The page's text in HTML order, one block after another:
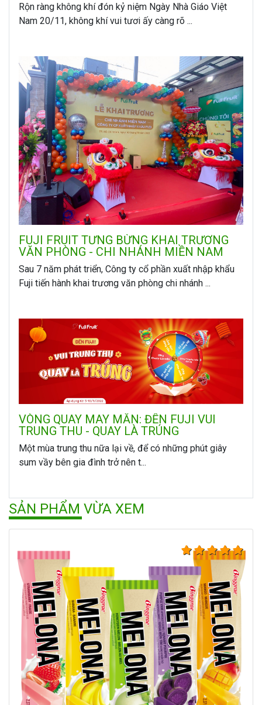
Rộn ràng không khí đón kỷ niệm Ngày Nhà Giáo Việt
Nam 20/11, không khí vui tươi ấy càng rõ ...
FUJI FRUIT TƯNG BỪNG KHAI TRƯƠNG
VĂN PHÒNG - CHI NHÁNH MIỀN NAM
Sau 7 năm phát triển, Công ty cổ phần xuất nhập khẩu
Fuji tiến hành khai trương văn phòng chi nhánh ...
VÒNG QUAY MAY MẮN: ĐẾN FUJI VUI
TRUNG THU - QUAY LÀ TRÚNG
Một mùa trung thu nữa lại về, để có những phút giây
sum vầy bên gia đình trở nên t...
SẢN PHẨM VỪA XEM